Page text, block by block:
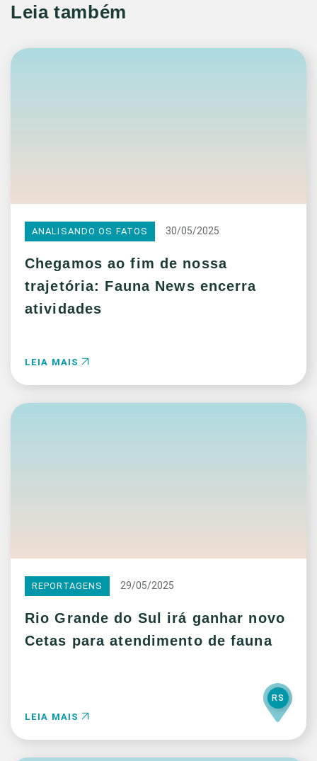
Leia também
ANALISANDO OS FATOS 30/05/2025
Chegamos ao fim de nossa
trajetória: Fauna News encerra
atividades
LEIA MAIS
REPORTAGENS 29/05/2025
Rio Grande do Sul irá ganhar novo
Cetas para atendimento de fauna
LEIA MAIS
RS